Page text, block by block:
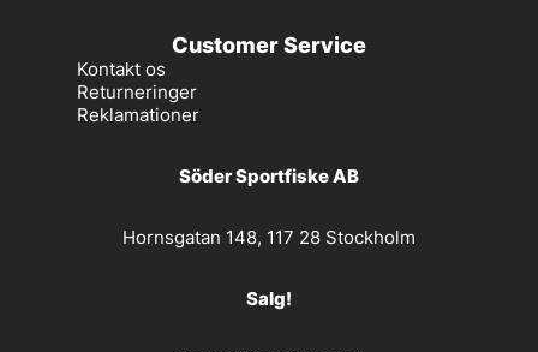
Customer Service
Kontakt os
Returneringer
Reklamationer
Söder Sportfiske AB
Hornsgatan 148, 117 28 Stockholm
Salg!